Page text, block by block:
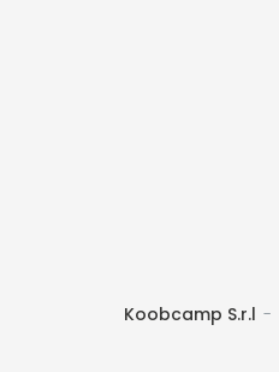
Koobcamp S.r.l